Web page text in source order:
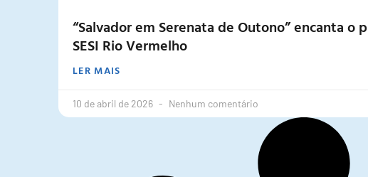
“Salvador em Serenata de Outono” encanta o
SESI Rio Vermelho
LER MAIS
10 de abril de 2026 Nenhum comentário